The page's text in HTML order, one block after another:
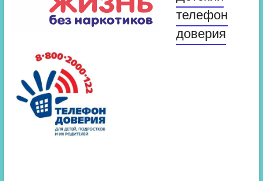
телефон
доверия